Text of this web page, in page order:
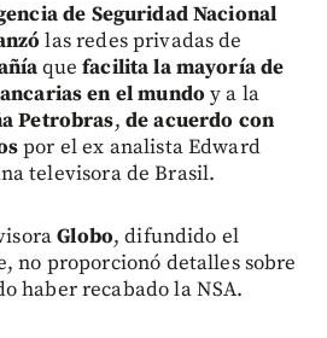
de Seguridad Nacional
las redes privadas de
quefacilita la mayoría de
en el mundo y a la
Petrobras, de acuerdo con
por el ex analista Edward
televisora de Brasil.
Globo, difundido el
no proporcionó detalles sobre
haber recabado la NSA.